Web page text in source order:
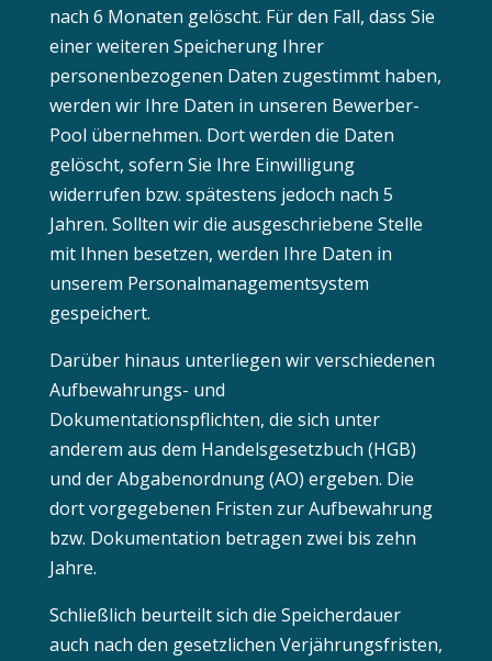
nach 6 Monaten gelöscht. Für den Fall, dass Sie
einer weiteren Speicherung Ihrer
personenbezogenen Daten zugestimmt haben,
werden wir Ihre Daten in unseren Bewerber-
Pool übernehmen. Dort werden die Daten
gelöscht, sofern Sie Ihre Einwilligung
widerrufen bzw. spätestens jedoch nach 5
Jahren. Sollten wir die ausgeschriebene Stelle
mit Ihnen besetzen, werden Ihre Daten in
unserem Personalmanagementsystem
gespeichert.
Darüber hinaus unterliegen wir verschiedenen
Aufbewahrungs- und
Dokumentationspflichten, die sich unter
anderem aus dem Handelsgesetzbuch (HGB)
und der Abgabenordnung (AO) ergeben. Die
dort vorgegebenen Fristen zur Aufbewahrung
bzw. Dokumentation betragen zwei bis zehn
Jahre.
Schließlich beurteilt sich die Speicherdauer
auch nach den gesetzlichen Verjährungsfristen,